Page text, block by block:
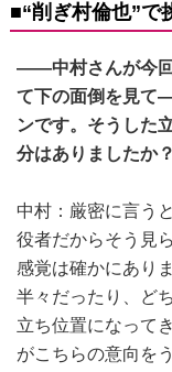
■“削ぎ村倫也”で
――中村さんが今回
て下の面倒を見て
ンです。そうした
分はありましたか？
中村：厳密に言う
役者だからそう見
感覚は確かにあり
半々だったり、ど
立ち位置になって
がこちらの意向を